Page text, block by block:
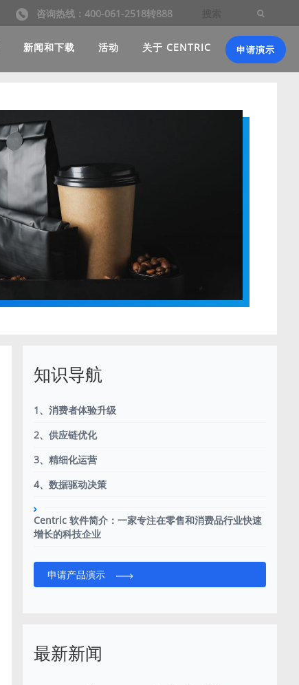
咨询热线：400-061-2518转888
新闻和下载 活动 关于 CENTRIC 申请演示
知识导航
1、消费者体验升级
2、供应链优化
3、精细化运营
4、数据驱动决策
Centric 软件简介：一家专注在零售和消费品行业快速
增长的科技企业
申请产品演示
最新新闻